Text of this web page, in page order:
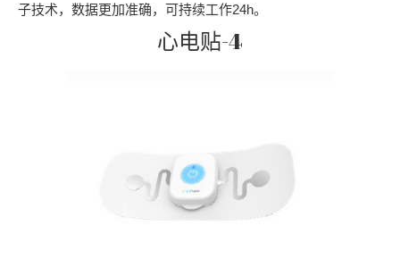
子技术，数据更加准确，可持续工作24h。
心电贴-4